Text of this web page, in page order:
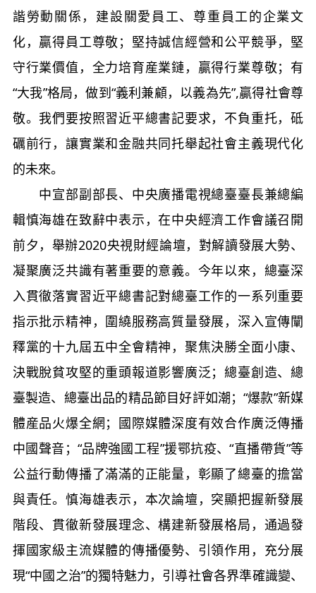
諧勞動關係，建設關愛員工、尊重員工的企業文
化，贏得員工尊敬；堅持誠信經營和公平競爭，堅
守行業價值，全力培育産業鏈，贏得行業尊敬；有
“大我”格局，做到“義利兼顧，以義為先”,贏得社會尊
敬。我們要按照習近平總書記要求，不負重托，砥
礪前行，讓實業和金融共同托舉起社會主義現代化
的未來。
中宣部副部長、中央廣播電視總臺臺長兼總編
輯慎海雄在致辭中表示，在中央經濟工作會議召開
前夕，舉辦2020央視財經論壇，對解讀發展大勢、
凝聚廣泛共識有著重要的意義。今年以來，總臺深
入貫徹落實習近平總書記對總臺工作的一系列重要
指示批示精神，圍繞服務高質量發展，深入宣傳闡
釋黨的十九屆五中全會精神，聚焦決勝全面小康、
決戰脫貧攻堅的重頭報道影響廣泛；總臺創造、總
臺製造、總臺出品的精品節目好評如潮；“爆款”新媒
體産品火爆全網；國際媒體深度有效合作廣泛傳播
中國聲音；“品牌強國工程”援鄂抗疫、“直播帶貨”等
公益行動傳播了滿滿的正能量，彰顯了總臺的擔當
與責任。慎海雄表示，本次論壇，突顯把握新發展
階段、貫徹新發展理念、構建新發展格局，通過發
揮國家級主流媒體的傳播優勢、引領作用，充分展
現“中國之治”的獨特魅力，引導社會各界準確識變、